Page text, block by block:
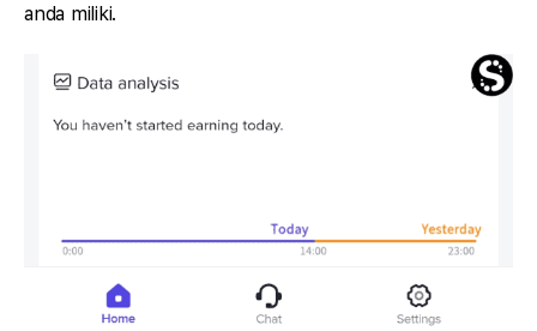
anda miliki.